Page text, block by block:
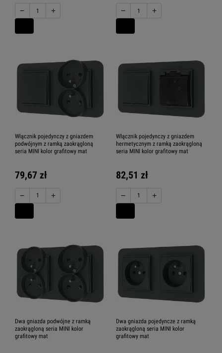
− + − +
Włącznik pojedynczy z gniazdem
podwójnym z ramką zaokrągloną
seria MINI kolor grafitowy mat
79,67 zł
− +
Włącznik pojedynczy z gniazdem
hermetycznym z ramką zaokrągloną
seria MINI kolor grafitowy mat
82,51 zł
− +
Dwa gniazda podwójne z ramką
zaokrągloną seria MINI kolor
grafitowy mat
Dwa gniazda pojedyncze z ramką
zaokrągloną seria MINI kolor
grafitowy mat